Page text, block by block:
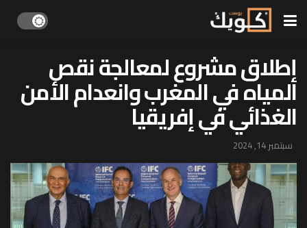
إطلاق مشروع لمعالجة نقص
المياه في المغرب وانعدام الأمن
الغذائي في إفريقيا
سبتمبر 14, 2024